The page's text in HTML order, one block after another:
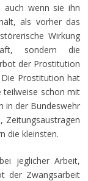
auch wenn sie ihn
als vorher das
Wirkung
sondern die
der Prostitution
Die Prostitution hat
teilweise schon mit
in der Bundeswehr
Zeitungsaustragen
die kleinsten.
jeglicher Arbeit,
der Zwangsarbeit